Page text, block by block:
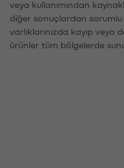
veya kullanımından
diğer sonuçlardan sorumlu
varlıklarınızda kayıp veya
ürünler tüm bölgelerde